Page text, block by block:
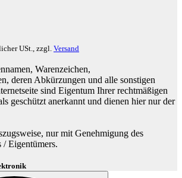
USt., zzgl. Versand
Warenzeichen,
deren Abkürzungen und alle sonstigen
sind Eigentum Ihrer rechtmäßigen
geschützt anerkannt und dienen hier nur der
nur mit Genehmigung des
Eigentümers.